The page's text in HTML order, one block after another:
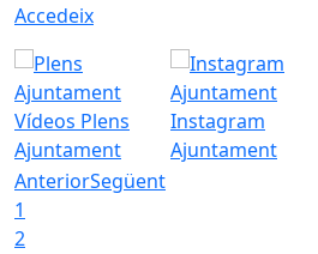
Accedeix
Vídeos Plens
Ajuntament
Instagram
Ajuntament
AnteriorSegüent
1
2